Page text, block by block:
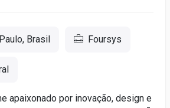
Brasil Foursys
apaixonado por inovação, design e